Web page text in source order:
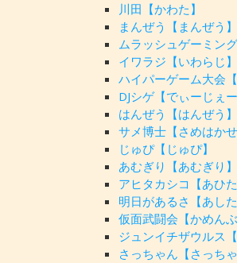
川田【かわた】
まんぜう【まんぜう】
ムラッシュゲーミン
イワラジ【いわらじ】
ハイパーゲーム大会
DJシゲ【でぃーじぇー
はんぜう【はんぜう】
サメ博士【さめはかせ
じゅぴ【じゅぴ】
あむぎり【あむぎり】
アヒタカシコ【あひた
明日があるさ【あし
仮面武闘会【かめんぶ
ジュンイチザウルス
さっちゃん【さっちゃ